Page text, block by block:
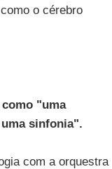
o cérebro
"uma
sinfonia".
com a orquestra